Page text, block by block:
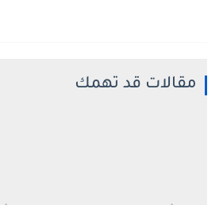
مقالات قد تهمك